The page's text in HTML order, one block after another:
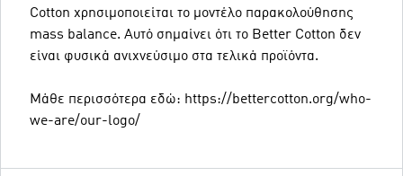
Cotton χρησιμοποιείται το μοντέλο παρακολούθησης
mass balance. Αυτό σημαίνει ότι το Better Cotton δεν
είναι φυσικά ανιχνεύσιμο στα τελικά προϊόντα.
Μάθε περισσότερα εδώ: https://bettercotton.org/who-
we-are/our-logo/